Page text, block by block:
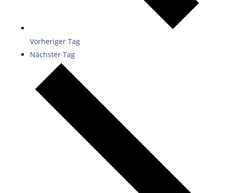
Vorheriger Tag
Nächster Tag